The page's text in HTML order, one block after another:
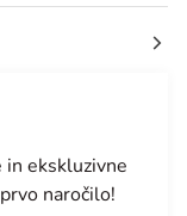
in ekskluzivne
naročilo!
(SI €)